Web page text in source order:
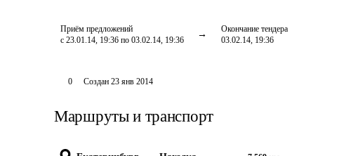
Приём предложений
с 23.01.14, 19:36 по 03.02.14, 19:36
Окончание тендера
03.02.14, 19:36
0 Создан 23 янв 2014
Маршруты и транспорт